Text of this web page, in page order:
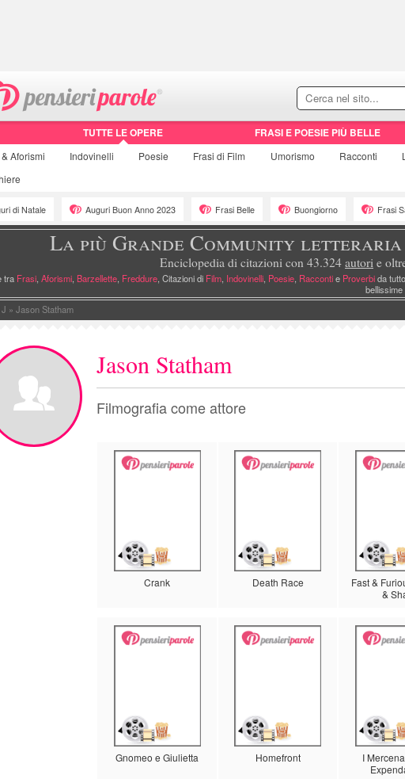
TUTTE LE OPERE FRASI E POESIE PIÙ BELLE
& Aforismi Indovinelli Poesie Frasi di Film Umorismo Racconti
di Natale Auguri Buon Anno 2023 Frasi Belle Buongiorno Frasi
La più Grande Community
Enciclopedia di citazioni con 43.324 autori e
tra Frasi, Aforismi, Barzellette, Freddure, Citazioni di Film, Indovinelli, Poesie, Raccontie Proverbida
bellissime
» Jason Statham
Jason Statham
Filmografia come attore
Crank Death Race
Fast &
&
Gnomeo e Giulietta Homefront
I